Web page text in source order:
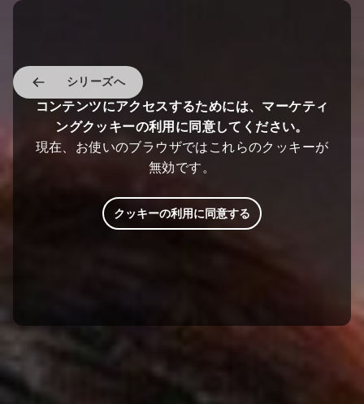
シリーズへ
コンテンツにアクセスするためには、マーケティ
ングクッキーの利用に同意してください。
現在、お使いのブラウザではこれらのクッキーが
無効です。
クッキーの利用に同意する